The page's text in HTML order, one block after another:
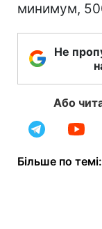
минимум,
Не
Або
Більше по темі: